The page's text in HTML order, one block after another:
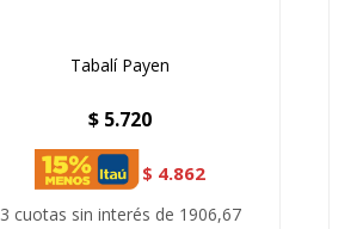
Tabalí Payen
$ 5.720
$ 4.862
3 cuotas sin interés de 1906,67